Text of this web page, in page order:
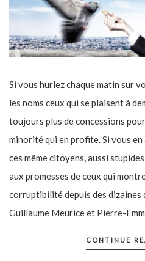
Si vous hurlez chaque matin sur
les noms ceux qui se plaisent à
toujours plus de concessions
minorité qui en profite. Si vous
ces même citoyens, aussi
aux promesses de ceux qui
corruptibilité depuis des dizaines
Guillaume Meurice et Pierre-
CONTINUE